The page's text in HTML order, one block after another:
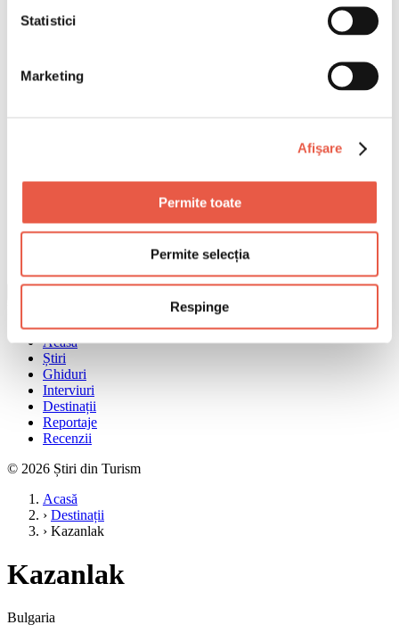
Statistici
Marketing
Afişare
Permite toate
Permite selecția
Respinge
Acasă
Știri
Ghiduri
Interviuri
Destinații
Reportaje
Recenzii
© 2026 Știri din Turism
Acasă
› Destinații
› Kazanlak
Kazanlak
Bulgaria